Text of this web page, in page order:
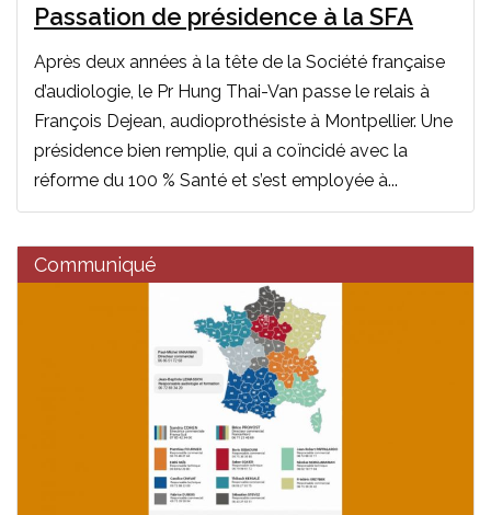
Passation de présidence à la SFA
Après deux années à la tête de la Société française
d’audiologie, le Pr Hung Thai-Van passe le relais à
François Dejean, audioprothésiste à Montpellier. Une
présidence bien remplie, qui a coïncidé avec la
réforme du 100 % Santé et s’est employée à...
Communiqué